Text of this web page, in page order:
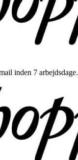
inden 7 arbejdsdage.